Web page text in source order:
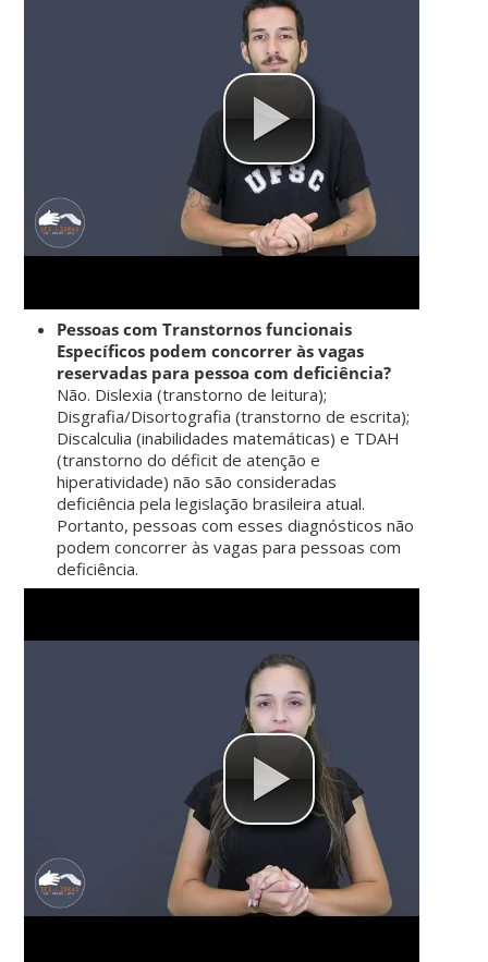
Pessoas com Transtornos funcionais
Específicos podem concorrer àsvagas
reservadas para pessoa com deficiência?
Não. Dislexia (transtorno de leitura);
Disgrafia/Disortografia (transtorno de escrita);
Discalculia (inabilidades matemáticas) e TDAH
(transtorno do déficit de atenção e
hiperatividade) não são consideradas
deficiência pela legislação brasileira atual.
Portanto, pessoas com esses diagnósticos não
podem concorrer às vagas para pessoas com
deficiência.